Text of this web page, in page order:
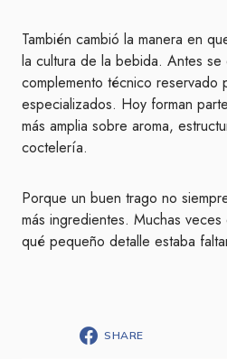
También cambió la manera en
la cultura de la bebida. Antes
complemento técnico reservado
especializados. Hoy forman
más amplia sobre aroma,
coctelería.
Porque un buen trago no
más ingredientes. Muchas
qué pequeño detalle estaba
SHARE